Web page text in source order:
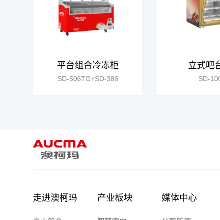
平台组合冷冻柜
SD-506TG+SD-386
立式吧
SD-
走进澳柯玛 产业板块 媒体中心